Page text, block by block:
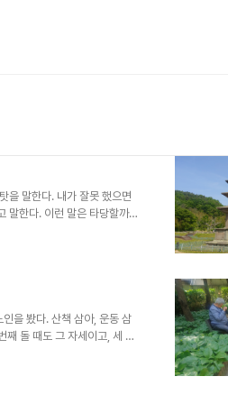
을 말한다. 내가 잘못 했으면
말한다. 이런 말은 타당할까?
나 너라고 할만한 것이 없기
리인 연기의 일반법칙이란
빠의 경’(S12.1..
을 봤다. 산책 삼아, 운동 삼
째 돌 때도 그 자세이고, 세 번
다. 머리가 허옅게 센 팔십대